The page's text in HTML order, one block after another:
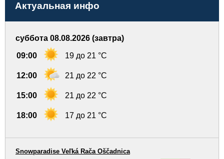
Актуальная инфо
суббота 08.08.2026 (завтра)
09:00 19 до 21 °C
12:00 21 до 22 °C
15:00 21 до 22 °C
18:00 17 до 21 °C
Snowparadise Veľká Rača Oščadnica